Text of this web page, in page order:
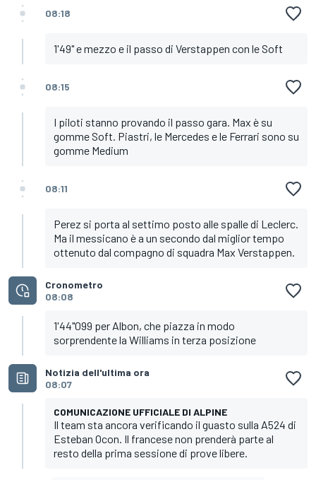
08:18
1'49" e mezzo e il passo di Verstappen con le Soft
08:15
I piloti stanno provando il passo gara. Max è su
gomme Soft. Piastri, le Mercedes e le Ferrari sono su
gomme Medium
08:11
Perez si porta al settimo posto alle spalle di Leclerc.
Ma il messicano è a un secondo dal miglior tempo
ottenuto dal compagno di squadra Max Verstappen.
Cronometro
08:08
1'44"099 per Albon, che piazza in modo
sorprendente la Williams in terza posizione
Notizia dell'ultima ora
08:07
COMUNICAZIONE UFFICIALE DI ALPINE
Il team sta ancora verificando il guasto sulla A524 di
Esteban Ocon. Il francese non prenderà parte al
resto della prima sessione di prove libere.